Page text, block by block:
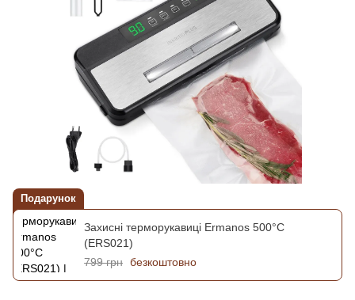
Подарунок
Захисні терморукавиці Ermanos 500°C
(ERS021)
799 грн безкоштовно